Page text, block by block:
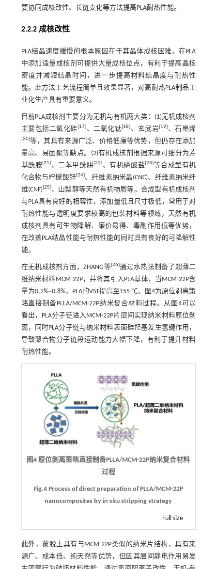
要协同成核改性、长链支化等方法提高PLA耐热性能。
2.2.2 成核改性
PLA结晶速度缓慢的根本原因在于其晶体成核困难，在PLA
中添加适量成核剂可提供大量成核位点，有利于提高晶核
密度并减短结晶时间，进一步提高材料结晶度与耐热性
能。此方法工艺流程简单且效果显著，对高耐热PLA制品工
业化生产具有重要意义。
目前PLA成核剂主要分为无机与有机两大类：(1)无机成核剂
主要包括二氧化硅 17 、二氧化钛 18 、玄武岩 19 、石墨烯
20] 等，其具有来源广泛、价格低廉等优势，但仍存在添加
量高、易团聚等缺点。(2)有机成核剂根据来源可细分为芳
基酰胺 [21 、二苯甲酰肼 [22 、有机磷酸盐 [23 等合成型有机
化合物与柠檬酸锌[ 24] 、纤维素纳米晶(CNC)、纤维素纳米纤
维(CNF)[ 25 、山梨醇等天然有机物质等。合成型有机成核剂
与PLA具有良好的相容性，添加量低且尺寸极低，常用于对
耐热性能与透明度要求较高的包装材料等领域，天然有机
成核剂具有可生物降解、廉价易得、毒副作用低等优势，
在改善PLA结晶性能与耐热性能的同时具有良好的可降解性
能。
在无机成核剂方面，ZHANG等 26 通过水热法制备了超薄二
维纳米材料MCM-22P，并将其引入PLA基体，当MCM-22P含
量为0.2%~0.8%，PLA的VST提高至155 ℃。
图4为原位剥离策
略直接制备PLLA/MCM-22P纳米复合材料过程。从 图4可以
看出，PLA分子链进入MCM-22P片层间实现纳米材料原位剥
离，同时PLA分子链与纳米材料表面硅羟基发生氢键作用，
导致聚合物分子链段运动能力大幅下降，有利于提升材料
耐热性能。
图4 原位剥离策略直接制备PLLA/MCM-22P纳米复合材料
过程
Fig.4 Process of direct preparation of PLLA/MCM-22P
nanocomposites byin-situ stripping strategy
Full size
此外，蒙脱土具有与MCM-22P类似的纳米片结构，具有来
源广、成本低、纯天然等优势，但因其层间静电作用易发